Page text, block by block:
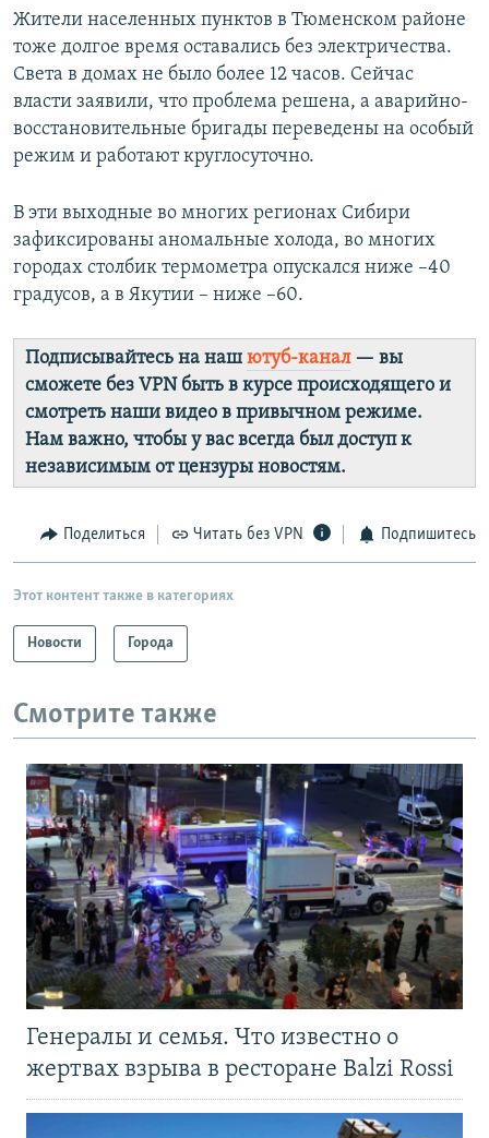
Жители населенных пунктов в Тюменском районе
тоже долгое время оставались без электричества.
Света в домах не было более 12 часов. Сейчас
власти заявили, что проблема решена, а аварийно-
восстановительные бригады переведены на особый
режим и работают круглосуточно.
В эти выходные во многих регионах Сибири
зафиксированы аномальные холода, во многих
городах столбик термометра опускался ниже –40
градусов, а в Якутии – ниже –60.
Подписывайтесь на наш ютуб-канал— вы
сможете без VPN быть в курсе происходящего и
смотреть наши видео в привычном режиме.
Нам важно, чтобы у вас всегда был доступ к
независимым от цензуры новостям.
Поделиться Читать без VPN Подпишитесь
Этот контент также в категориях
Новости Города
Смотрите также
Генералы и семья. Что известно о
жертвах взрыва в ресторане Balzi Rossi